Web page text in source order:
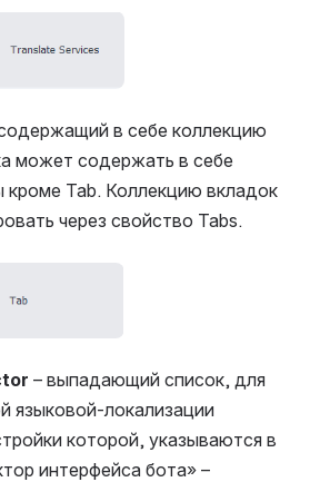
в себе коллекцию
может содержать в себе
Tab. Коллекцию вкладок
через свойство Tabs.
– выпадающий список, для
языковой-локализации
которой, указываются в
интерфейса бота» –